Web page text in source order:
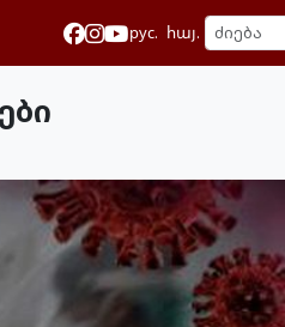
рус. հայ.